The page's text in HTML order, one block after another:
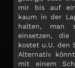
mir bis auf
kaum in der
halten, man
einsetzen, die
kostet u.U. den
Alternativ
mit einem